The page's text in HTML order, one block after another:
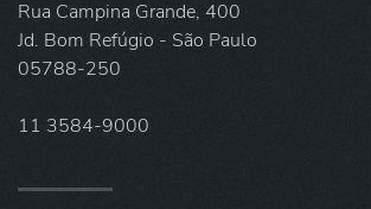
Rua Campina Grande, 400
Jd. Bom Refúgio - São Paulo
05788-250
11 3584-9000